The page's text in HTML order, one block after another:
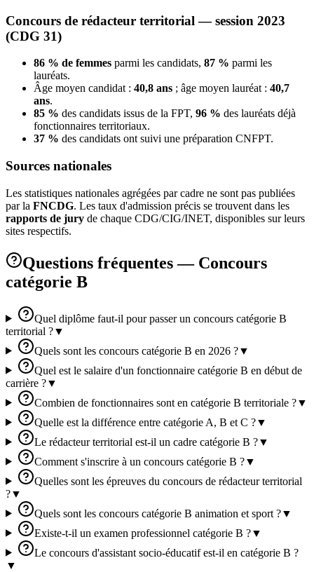
Concours de rédacteur territorial — session 2023
(CDG 31)
86 % de femmes parmi les candidats, 87 % parmi les
lauréats.
Âge moyen candidat : 40,8 ans ; âge moyen lauréat : 40,7
ans.
85 % des candidats issus de la FPT, 96 % des lauréats déjà
fonctionnaires territoriaux.
37 % des candidats ont suivi une préparation CNFPT.
Sources nationales
Les statistiques nationales agrégées par cadre ne sont pas publiées
par la FNCDG. Les taux d'admission précis se trouvent dans les
rapports de jury de chaque CDG/CIG/INET, disponibles sur leurs
sites respectifs.
Questions fréquentes — Concours
catégorie B
Quel diplôme faut-il pour passer un concours catégorie B
territorial ?▼
Quels sont les concours catégorie B en 2026 ?▼
Quel est le salaire d'un fonctionnaire catégorie B en début de
carrière ?▼
Combien de fonctionnaires sont en catégorie B territoriale ?▼
Quelle est la différence entre catégorie A, B et C ?▼
Le rédacteur territorial est-il un cadre catégorie B ?▼
Comment s'inscrire à un concours catégorie B ?▼
Quelles sont les épreuves du concours de rédacteur territorial
?▼
Quels sont les concours catégorie B animation et sport ?▼
Existe-t-il un examen professionnel catégorie B ?▼
Le concours d'assistant socio-éducatif est-il en catégorie B ?
▼